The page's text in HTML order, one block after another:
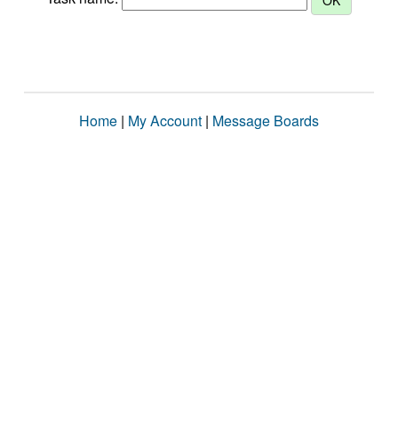
Home | My Account | Message Boards